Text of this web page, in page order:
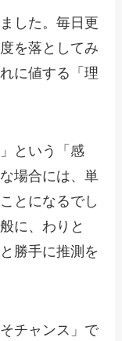
した。毎日更
を落としてみ
に値する「理
という「感
場合には、単
とになるでし
に、わりと
勝手に推測を
チャンス」で